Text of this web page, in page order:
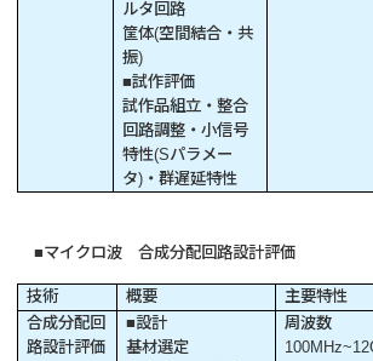
ルタ回路
筐体(空間結合・共
振)
■試作評価
試作品組立・整合
回路調整・小信号
特性(Sパラメー
タ)・群遅延特性
■マイクロ波 合成分配回路設計評価
技術 概要 主要特性
合成分配回
路設計評価
■設計
基材選定
周波数